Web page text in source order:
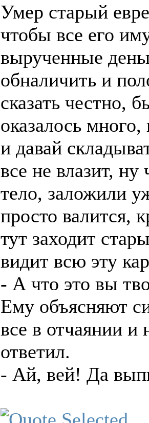
Умер старый
чтобы все его
вырученные
обналичить и
сказать честно,
оказалось
и давай
все не влазит, ну
тело, заложили
просто валится,
тут заходит
видит всю эту
- А что это вы
Ему объясняют
все в отчаянии и
ответил.
- Ай, вей! Да